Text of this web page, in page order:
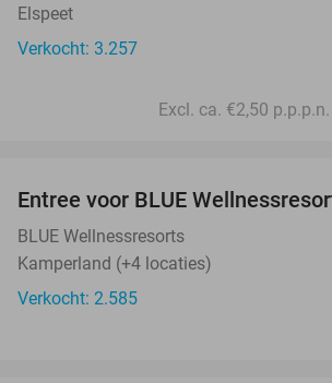
Elspeet
Verkocht: 3.257
Excl. ca. €2,50
Entree voor BLUE
BLUE Wellnessresorts
Kamperland (+4 locaties)
Verkocht: 2.585